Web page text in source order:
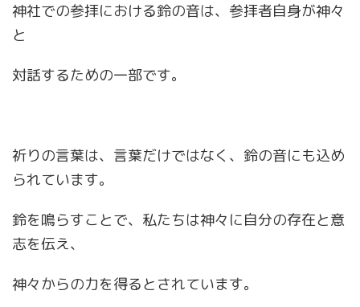
神社での参拝における鈴の音は、参拝者自身が神々
と
対話するための一部です。
祈りの言葉は、言葉だけではなく、鈴の音にも込め
られています。
鈴を鳴らすことで、私たちは神々に自分の存在と意
志を伝え、
神々からの力を得るとされています。